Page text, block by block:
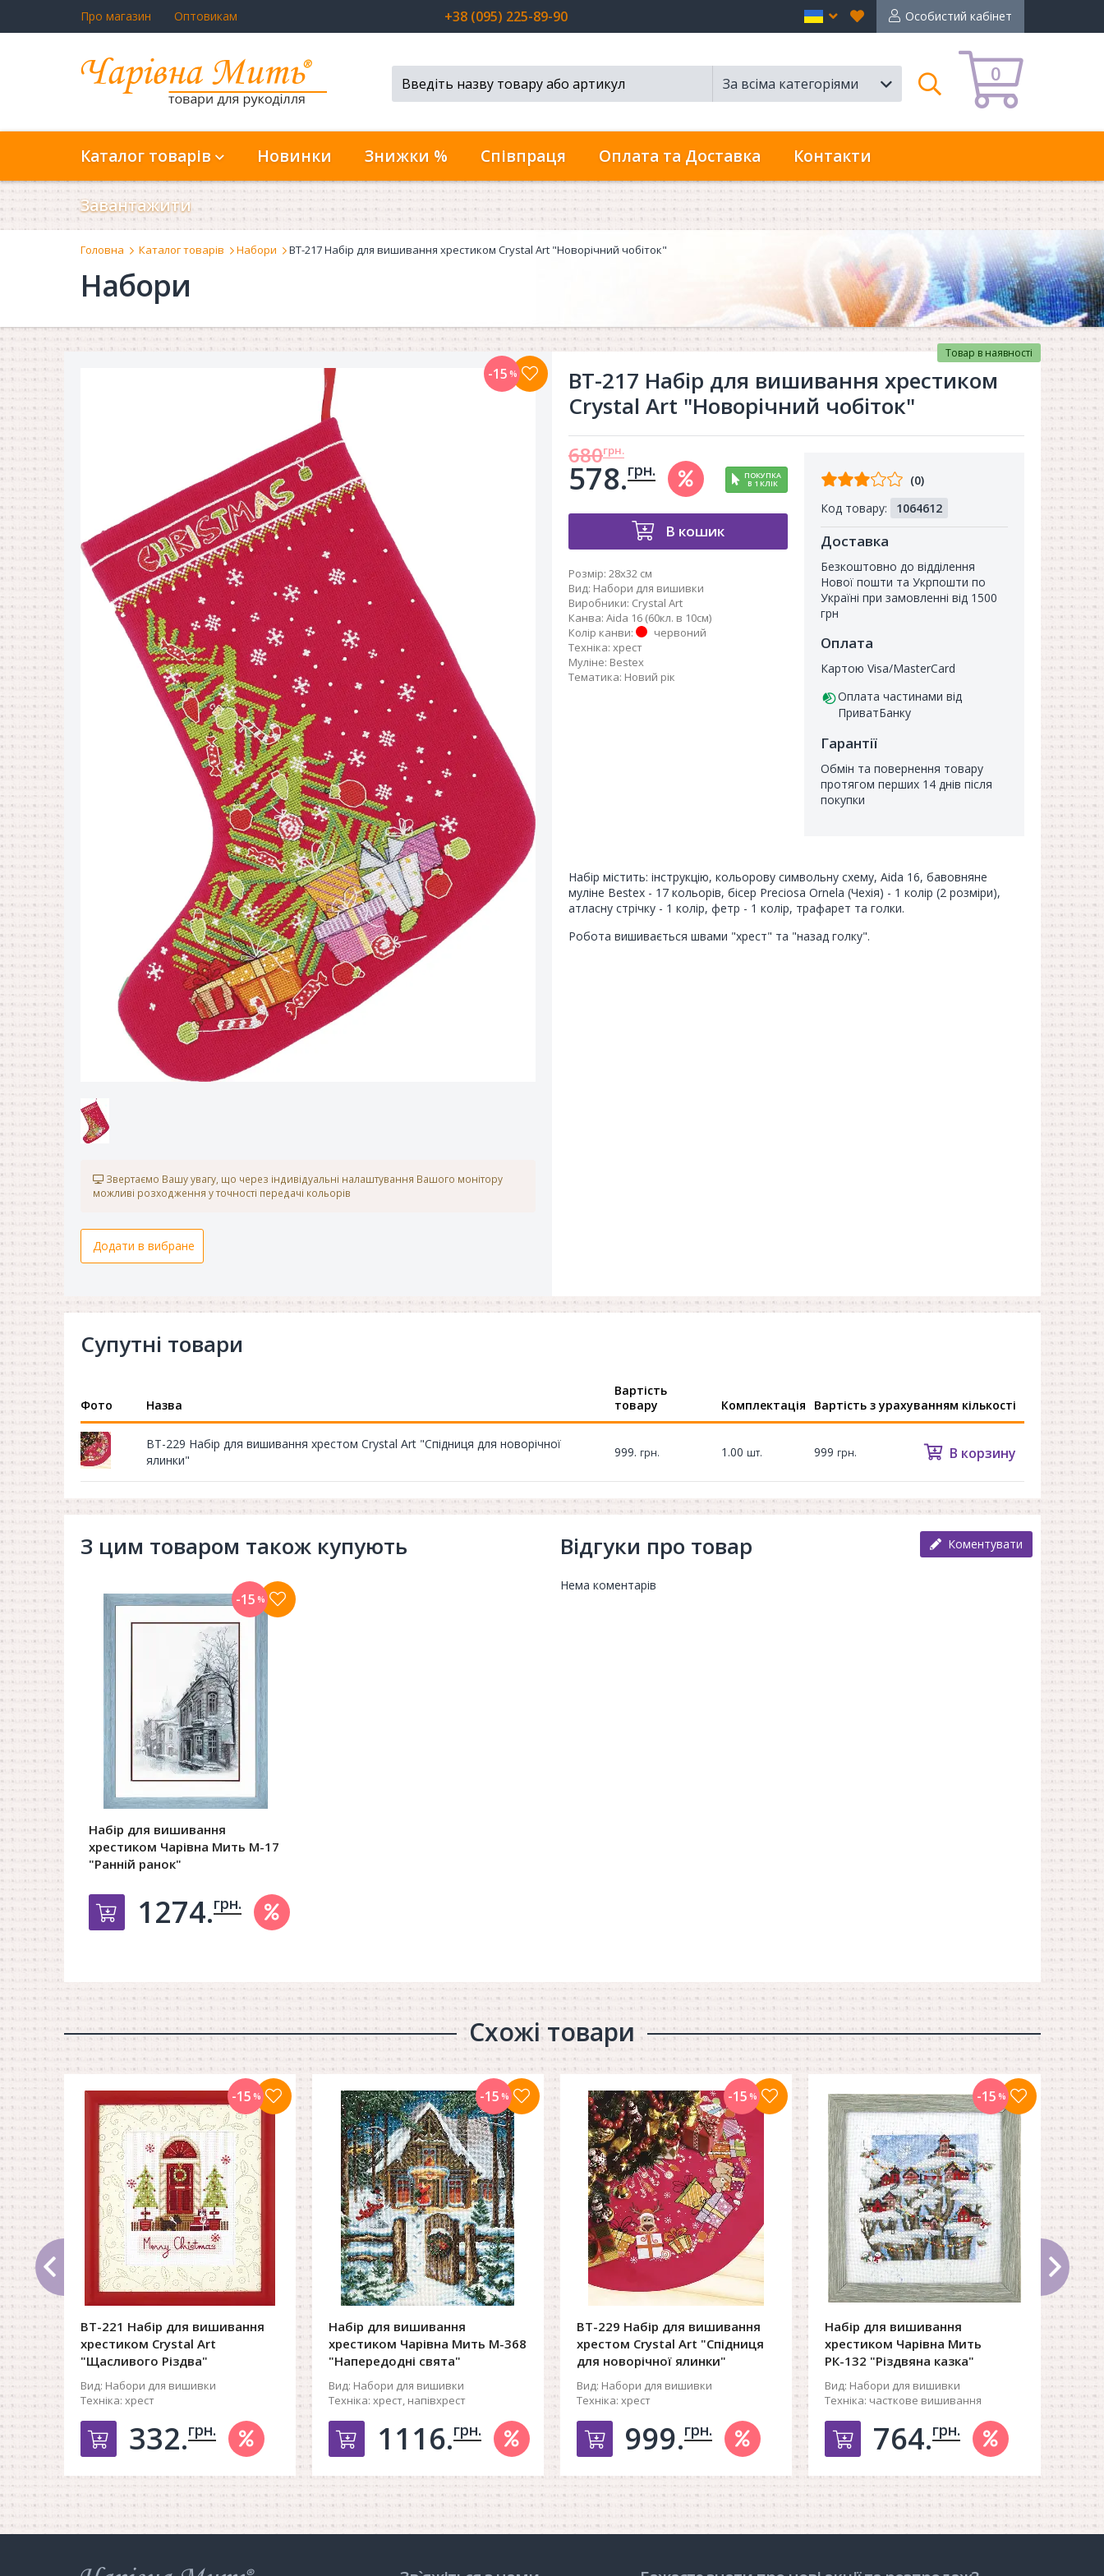
Про магазин Оптовикам +38 (095) 225-89-90 Особистий кабінет
Вибране
en
0
За всіма категоріями
Пошук
Каталог товарів Новинки Знижки % Співпраця Оплата та Доставка Контакти
Завантажити
Головна Каталог товарів Набори ВТ-217 Набір для вишивання хрестиком Crystal Art "Новорічний чобіток"
Набори
Звертаємо Вашу увагу, що через індивідуальні налаштування Вашого монітору
можливі розходження у точності передачі кольорів
Додати в вибране
-15 %
ВТ-217 Набір для вишивання хрестиком
Crystal Art "Новорічний чобіток"
Товар в наявності
680грн.
578.грн. ПОКУПКА
В 1 КЛІК
В кошик
Розмір: 28x32 см
Вид: Набори для вишивки
Виробники: Crystal Art
Канва: Aida 16 (60кл. в 10см)
Колір канви:
червоний
Техніка: хрест
Муліне: Bestex
Тематика: Новий рік
Відгуків
покупців
(0)
Код товару:
1064612
Доставка
Безкоштовно до відділення
Нової пошти та Укрпошти по
Україні при замовленні від 1500
грн
Оплата
Картою Visa/MasterCard
Оплата частинами від
ПриватБанку
Гарантії
Обмін та повернення товару
протягом перших 14 днів після
покупки
Набір містить: інструкцію, кольорову символьну схему, Aida 16, бавовняне
муліне Bestex - 17 кольорів, бісер Preciosa Ornela (Чехія) - 1 колір (2 розміри),
атласну стрічку - 1 колір, фетр - 1 колір, трафарет та голки.
Робота вишивається швами "хрест" та "назад голку".
Супутні товари
Фото Назва
Вартість
товару
Комплектація Вартість з урахуванням кількості
ВТ-229 Набір для вишивання хрестом Crystal Art "Спідниця для новорічної
ялинки"
999. грн. 1.00 шт. 999 грн. В корзину
З цим товаром також купують
Набір для вишивання
хрестиком Чарівна Мить М-17
"Ранній ранок"
Добавить в корзину
1274.грн.
-15 %
Відгуки про товар Коментувати
Нема коментарів
Схожі товари
ВТ-221 Набір для вишивання
хрестиком Crystal Art
"Щасливого Різдва"
Вид: Набори для вишивки
Техніка: хрест
Добавить в корзину
332.грн.
-15 %
Набір для вишивання
хрестиком Чарівна Мить М-368
"Напередодні свята"
Вид: Набори для вишивки
Техніка: хрест, напівхрест
Добавить в корзину
1116.грн.
-15 %
ВТ-229 Набір для вишивання
хрестом Crystal Art "Спідниця
для новорічної ялинки"
Вид: Набори для вишивки
Техніка: хрест
Добавить в корзину
999.грн.
-15 %
Набір для вишивання
хрестиком Чарівна Мить
РК-132 "Різдвяна казка"
Вид: Набори для вишивки
Техніка: часткове вишивання
Добавить в корзину
764.грн.
-15 %
Вид: